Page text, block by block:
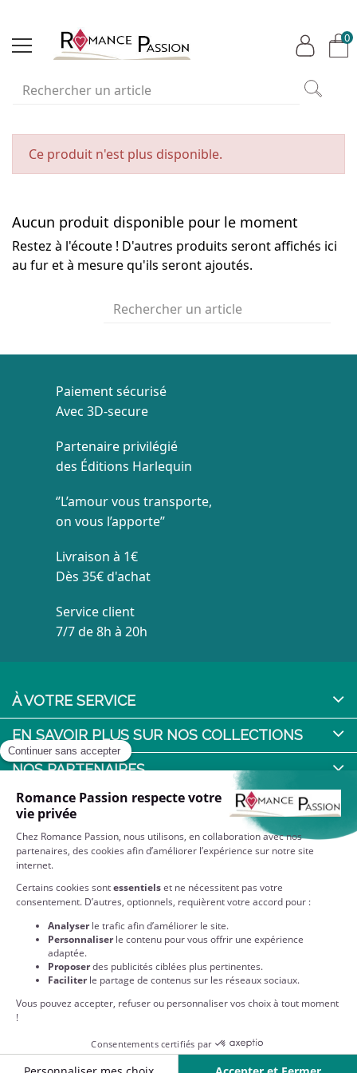
0
Ce produit n'est plus disponible.
Aucun produit disponible pour le moment
Restez à l'écoute ! D'autres produits seront affichés ici
au fur et à mesure qu'ils seront ajoutés.
Paiement sécurisé
Avec 3D-secure
Partenaire privilégié
des Éditions Harlequin
‘’L’amour vous transporte,
on vous l’apporte’’
Livraison à 1€
Dès 35€ d'achat
Service client
7/7 de 8h à 20h
À VOTRE SERVICE
EN SAVOIR PLUS SUR NOS COLLECTIONS
NOS PARTENAIRES
QUI SOMMES-NOUS ?
NOS ENGAGEMENTS
RESTEZ CONNECTÉS
Partenaire privilégié des Editions Harlequin : retrouvez sur
notre site toutes vos romances et collections préférées
disponibles en format papier !